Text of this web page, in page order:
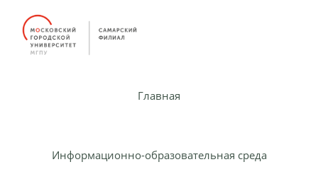
Главная
Информационно-образовательная среда